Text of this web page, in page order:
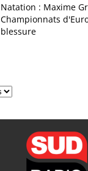
Natation : Maxime
Championnats
blessure